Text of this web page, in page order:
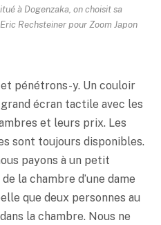
à Dogenzaka, on choisit sa
Rechsteiner pour Zoom Japon
et pénétrons-y. Un couloir
grand écran tactile avec les
et leurs prix. Les
sont toujours disponibles.
payons à un petit
la chambre d’une dame
que deux personnes au
la chambre. Nous ne